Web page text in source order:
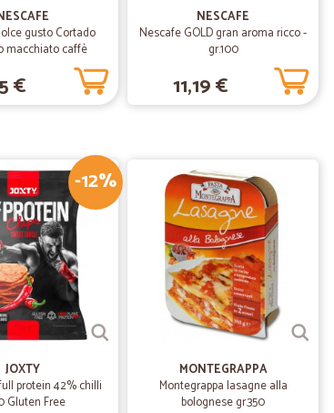
21/03/2019
07/01/2019
regalo ! Saluti Silvana
gusto Cortado
macchiato caffè
capsule (16 tazze)
€
NESCAFE
Nescafe GOLD gran aroma ricco -
gr.100
11,19 €
-12%
JOXTY
protein 42% chilli
Gluten Free
MONTEGRAPPA
Montegrappa lasagne alla
bolognese gr.350